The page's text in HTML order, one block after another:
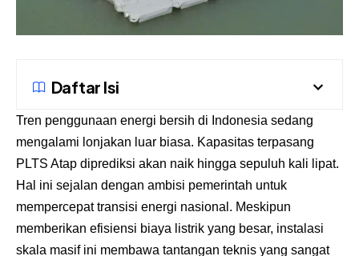
Daftar Isi
Tren penggunaan energi bersih di Indonesia sedang
mengalami lonjakan luar biasa. Kapasitas terpasang
PLTS Atap diprediksi akan naik hingga sepuluh kali lipat.
Hal ini sejalan dengan ambisi pemerintah untuk
mempercepat transisi energi nasional. Meskipun
memberikan efisiensi biaya listrik yang besar, instalasi
skala masif ini membawa tantangan teknis yang sangat